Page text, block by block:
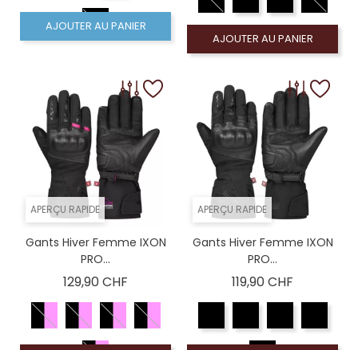
AJOUTER AU PANIER
AJOUTER AU PANIER
APERÇU RAPIDE
Gants Hiver Femme IXON
PRO...
129,90 CHF
APERÇU RAPIDE
Gants Hiver Femme IXON
PRO...
119,90 CHF